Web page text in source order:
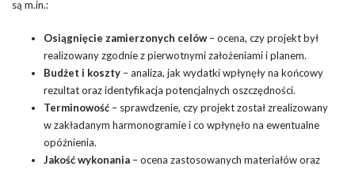
są m.in.:
Osiągnięcie zamierzonych celów – ocena, czy projekt był
realizowany zgodnie z pierwotnymi założeniami i planem.
Budżet i koszty – analiza, jak wydatki wpłynęły na końcowy
rezultat oraz identyfikacja potencjalnych oszczędności.
Terminowość – sprawdzenie, czy projekt został zrealizowany
w zakładanym harmonogramie i co wpłynęło na ewentualne
opóźnienia.
Jakość wykonania – ocena zastosowanych materiałów oraz